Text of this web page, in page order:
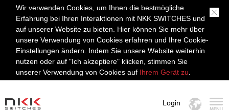
Wir verwenden Cookies, um Ihnen die bestmögliche
Erfahrung bei Ihren Interaktionen mit NKK SWITCHES und
auf unserer Website zu bieten. Hier können Sie mehr über
unsere Verwendung von Cookies erfahren und Ihre Cookie-
Einstellungen ändern. Indem Sie unsere Website weiterhin
nutzen oder auf "Ich akzeptiere" klicken, stimmen Sie
unserer Verwendung von Cookies auf Ihrem Gerät zu
Login